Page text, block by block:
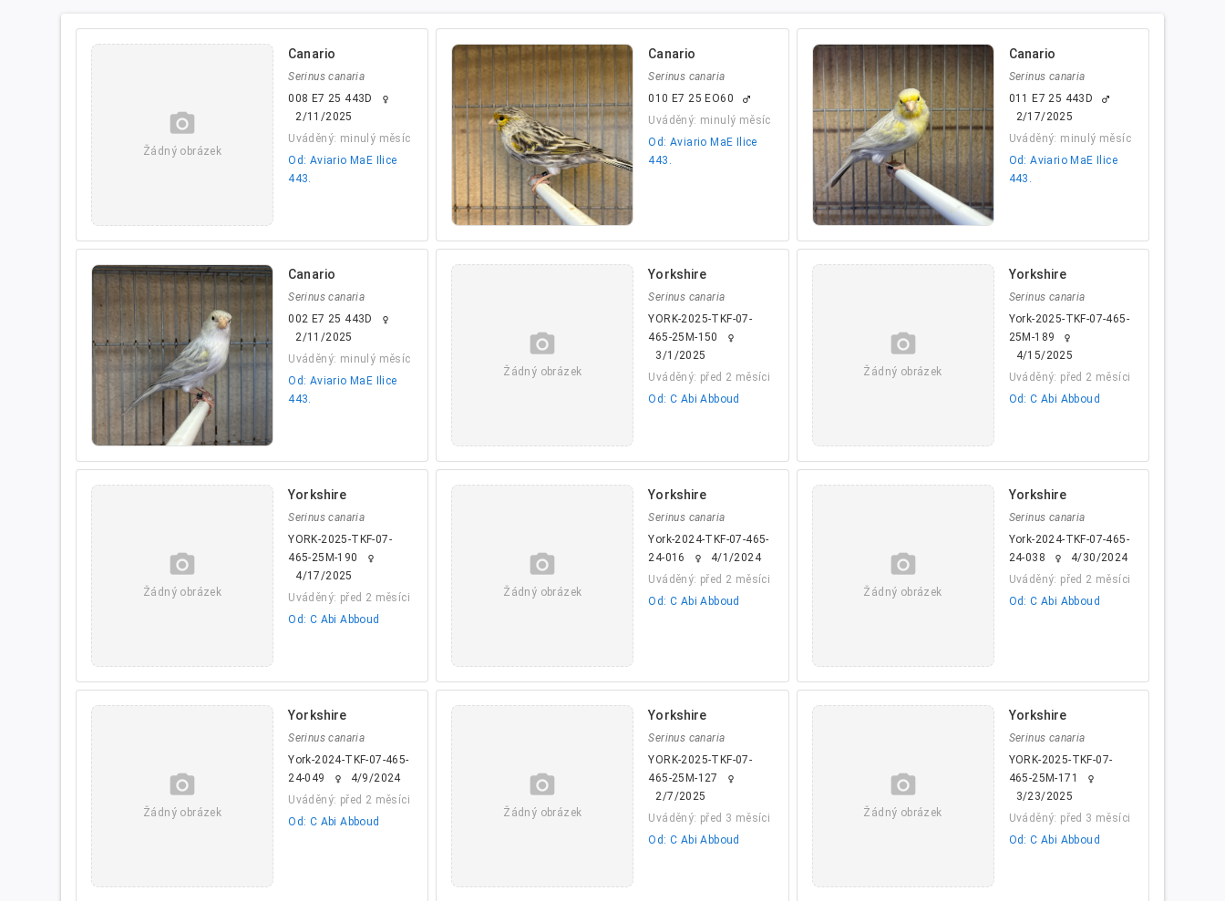
camera_alt
Žádný obrázek
Canario
Serinus canaria
008 E7 25 443D
female
2/11/2025
Uváděný: minulý měsíc
Od: Aviario MaE Ilice
443.
Canario
Serinus canaria
010 E7 25 EO60
male
Uváděný: minulý měsíc
Od: Aviario MaE Ilice
443.
Canario
Serinus canaria
011 E7 25 443D
male
2/17/2025
Uváděný: minulý měsíc
Od: Aviario MaE Ilice
443.
Canario
Serinus canaria
002 E7 25 443D
female
2/11/2025
Uváděný: minulý měsíc
Od: Aviario MaE Ilice
443.
camera_alt
Žádný obrázek
Yorkshire
Serinus canaria
YORK-2025-TKF-07-
465-25M-150
female
3/1/2025
Uváděný: před 2 měsíci
Od: C Abi Abboud
camera_alt
Žádný obrázek
Yorkshire
Serinus canaria
York-2025-TKF-07-465-
25M-189
female
4/15/2025
Uváděný: před 2 měsíci
Od: C Abi Abboud
camera_alt
Žádný obrázek
Yorkshire
Serinus canaria
YORK-2025-TKF-07-
465-25M-190
female
4/17/2025
Uváděný: před 2 měsíci
Od: C Abi Abboud
camera_alt
Žádný obrázek
Yorkshire
Serinus canaria
York-2024-TKF-07-465-
24-016
female
4/1/2024
Uváděný: před 2 měsíci
Od: C Abi Abboud
camera_alt
Žádný obrázek
Yorkshire
Serinus canaria
York-2024-TKF-07-465-
24-038
female
4/30/2024
Uváděný: před 2 měsíci
Od: C Abi Abboud
camera_alt
Žádný obrázek
Yorkshire
Serinus canaria
York-2024-TKF-07-465-
24-049
female
4/9/2024
Uváděný: před 2 měsíci
Od: C Abi Abboud
camera_alt
Žádný obrázek
Yorkshire
Serinus canaria
YORK-2025-TKF-07-
465-25M-127
female
2/7/2025
Uváděný: před 3 měsíci
Od: C Abi Abboud
camera_alt
Žádný obrázek
Yorkshire
Serinus canaria
YORK-2025-TKF-07-
465-25M-171
female
3/23/2025
Uváděný: před 3 měsíci
Od: C Abi Abboud